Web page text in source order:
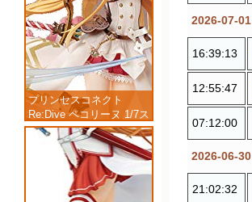
プリンセスコネクト
Re:Dive ペコリーヌ 1/7ス
ケール 塗装済み完成品フ
ィギュア
2026-07-01
16:39:13
12:55:47
07:12:00
2026-06-30
21:02:32